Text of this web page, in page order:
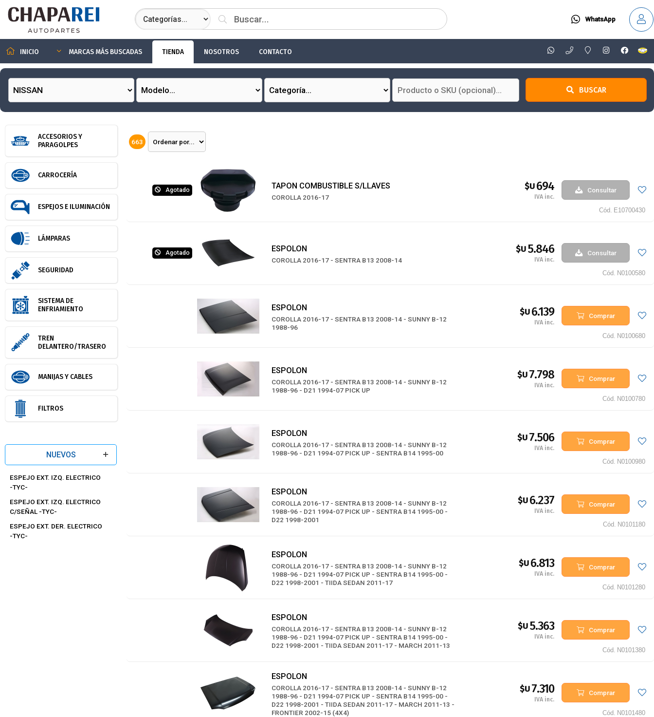
WhatsApp
INICIO MARCAS MÁS BUSCADAS TIENDA NOSOTROS CONTACTO
BUSCAR
ACCESORIOS Y
PARAGOLPES
CARROCERÍA
ESPEJOS E ILUMINACIÓN
LÁMPARAS
SEGURIDAD
SISTEMA DE
ENFRIAMIENTO
TREN
DELANTERO/TRASERO
MANIJAS Y CABLES
FILTROS
NUEVOS
ESPEJO EXT. IZQ. ELECTRICO
-TYC-
ESPEJO EXT. IZQ. ELECTRICO
C/SEÑAL -TYC-
ESPEJO EXT. DER. ELECTRICO
-TYC-
663
Agotado TAPON COMBUSTIBLE S/LLAVES
COROLLA 2016-17
$U694
IVA inc.
Consultar
Cód. E10700430
Agotado ESPOLON
COROLLA 2016-17 - SENTRA B13 2008-14
$U5.846
IVA inc.
Consultar
Cód. N0100580
ESPOLON
COROLLA 2016-17 - SENTRA B13 2008-14 - SUNNY B-12
1988-96
$U6.139
IVA inc.
Comprar
Cód. N0100680
ESPOLON
COROLLA 2016-17 - SENTRA B13 2008-14 - SUNNY B-12
1988-96 - D21 1994-07 PICK UP
$U7.798
IVA inc.
Comprar
Cód. N0100780
ESPOLON
COROLLA 2016-17 - SENTRA B13 2008-14 - SUNNY B-12
1988-96 - D21 1994-07 PICK UP - SENTRA B14 1995-00
$U7.506
IVA inc.
Comprar
Cód. N0100980
ESPOLON
COROLLA 2016-17 - SENTRA B13 2008-14 - SUNNY B-12
1988-96 - D21 1994-07 PICK UP - SENTRA B14 1995-00 -
D22 1998-2001
$U6.237
IVA inc.
Comprar
Cód. N0101180
ESPOLON
COROLLA 2016-17 - SENTRA B13 2008-14 - SUNNY B-12
1988-96 - D21 1994-07 PICK UP - SENTRA B14 1995-00 -
D22 1998-2001 - TIIDA SEDAN 2011-17
$U6.813
IVA inc.
Comprar
Cód. N0101280
ESPOLON
COROLLA 2016-17 - SENTRA B13 2008-14 - SUNNY B-12
1988-96 - D21 1994-07 PICK UP - SENTRA B14 1995-00 -
D22 1998-2001 - TIIDA SEDAN 2011-17 - MARCH 2011-13
$U5.363
IVA inc.
Comprar
Cód. N0101380
ESPOLON
COROLLA 2016-17 - SENTRA B13 2008-14 - SUNNY B-12
1988-96 - D21 1994-07 PICK UP - SENTRA B14 1995-00 -
D22 1998-2001 - TIIDA SEDAN 2011-17 - MARCH 2011-13 -
FRONTIER 2002-15 (4X4)
$U7.310
IVA inc.
Comprar
Cód. N0101480